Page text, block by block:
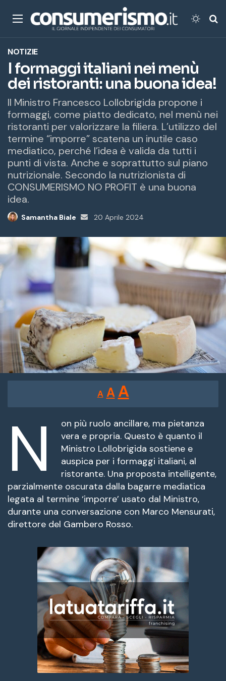
Menu
NOTIZIE
I formaggi italiani nei menù
dei ristoranti: una buona idea!
ll Ministro Francesco Lollobrigida propone i
formaggi, come piatto dedicato, nel menù nei
ristoranti per valorizzare la filiera. L’utilizzo del
termine “imporre” scatena un inutile caso
mediatico, perché l’idea è valida da tutti i
punti di vista. Anche e soprattutto sul piano
nutrizionale. Secondo la nutrizionista di
CONSUMERISMO NO PROFIT è una buona
idea.
Samantha Biale
Invia
20 Aprile 2024
A
Reducir
tamaño
de
fuente.
A Restablecer
tamaño
de
fuente
AAumentar
tamaño
de
fuente.
N
on più ruolo ancillare, ma pietanza
vera e propria. Questo è quanto il
Ministro Lollobrigida sostiene e
auspica per i formaggi italiani, al
ristorante. Una proposta intelligente,
parzialmente oscurata dalla bagarre mediatica
legata al termine ‘imporre’ usato dal Ministro,
durante una conversazione con Marco Mensurati,
direttore del Gambero Rosso.